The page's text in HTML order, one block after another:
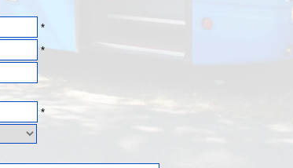
*
*
*